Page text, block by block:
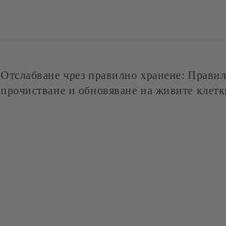
Отслабване чрез правилно хранене:
прочистване и обновяване на живите